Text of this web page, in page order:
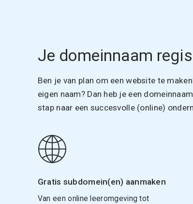
Je domeinnaam
Ben je van plan om een website te
eigen naam? Dan heb je een
stap naar een succesvolle (online)
Gratis subdomein(en) aanmaken
Van een online leeromgeving tot